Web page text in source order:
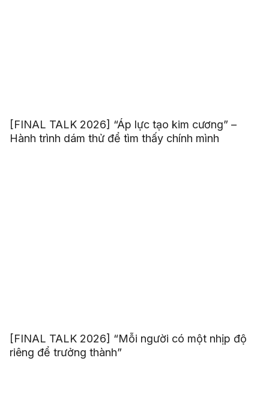
[FINAL TALK 2026] “Áp lực tạo kim cương” –
Hành trình dám thử để tìm thấy chính mình
[FINAL TALK 2026] “Mỗi người có một nhịp độ
riêng để trưởng thành”